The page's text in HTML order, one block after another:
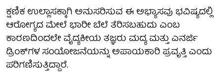
ಕ್ಷಣಿಕ ಉಲ್ಲಾಸಕ್ಕಾಗಿ ಅನುಸರಿಸುವ ಈ ಅಭ್ಯಾಸವು ಭವಿಷ್ಯದಲ್ಲಿ
ಆರೋಗ್ಯದ ಮೇಲೆ ಭಾರೀ ಬೆಲೆ ತೆರಿಸಬಹುದು ಎಂಬ
ಕಾರಣದಿಂದಲೇ ವೈದ್ಯಕೀಯ ತಜ್ಞರು ಮದ್ಯ ಮತ್ತು ಎನರ್ಜಿ
ಡ್ರಿಂಕ್‌ಗಳ ಸಂಯೋಜನೆಯನ್ನು ಅಪಾಯಕಾರಿ ಪ್ರವೃತ್ತಿ ಎಂದು
ಪರಿಗಣಿಸುತ್ತಿದ್ದಾರೆ.